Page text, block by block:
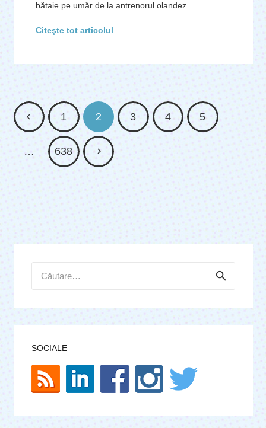
bătaie pe umăr de la antrenorul olandez.
Citeşte tot articolul
1 2 3 4 5
… 638
după:
SOCIALE